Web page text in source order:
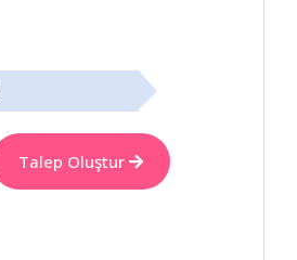
Talep Oluştur